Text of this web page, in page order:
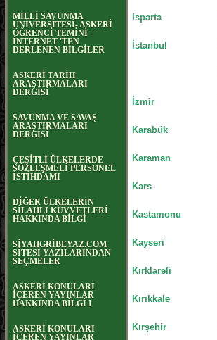
MİLLİ SAVUNMA
ÜNİVERSİTESİ- ASKERİ
ÖĞRENCİ TEMİNİ -
İNTERNET 'TEN
DERLENEN BİLGİLER
ASKERİ TARİH
ARAŞTIRMALARI
DERGİSİ
SAVUNMA VE SAVAŞ
ARAŞTIRMALARI
DERGİSİ
ÇEŞİTLİ ÜLKELERDE
SÖZLEŞMELİ PERSONEL
İSTİHDAMI
DİĞER ÜLKELERİN
SİLAHLI KUVVETLERİ
HAKKINDA BİLGİ
SİYAHGRİBEYAZ.COM
SİTESİ YAZILARINDAN
SEÇMELER
ASKERİ KONULARI
İÇEREN YAYINLAR
HAKKINDA BİLGİ I
ASKERİ KONULARI
İÇEREN YAYINLAR
Isparta
İstanbul
İzmir
Karabük
Karaman
Kars
Kastamonu
Kayseri
Kırklareli
Kırıkkale
Kırşehir